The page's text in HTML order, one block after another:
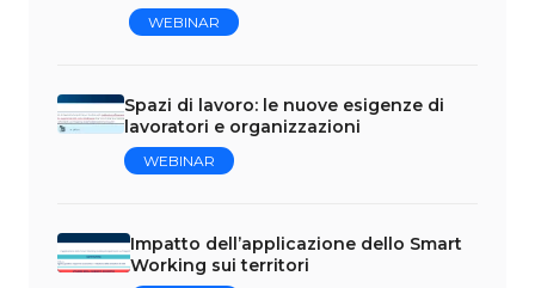
WEBINAR
Spazi di lavoro: le nuove esigenze di
lavoratori e organizzazioni
WEBINAR
Impatto dell’applicazione dello Smart
Working sui territori